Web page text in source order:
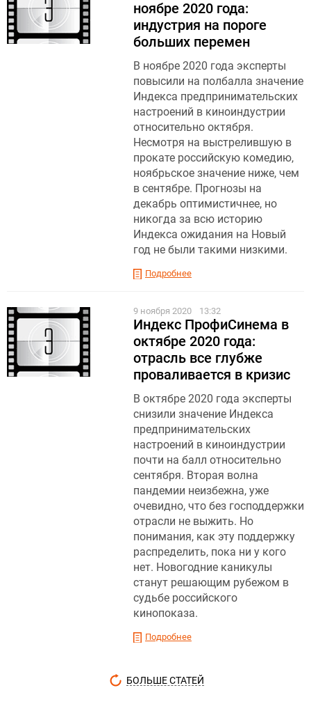
ноябре 2020 года:
индустрия на пороге
больших перемен
В ноябре 2020 года эксперты
повысили на полбалла значение
Индекса предпринимательских
настроений в киноиндустрии
относительно октября.
Несмотря на выстрелившую в
прокате российскую комедию,
ноябрьское значение ниже, чем
в сентябре. Прогнозы на
декабрь оптимистичнее, но
никогда за всю историю
Индекса ожидания на Новый
год не были такими низкими.
Подробнее
9 ноября 2020 13:32
Индекс ПрофиСинема в
октябре 2020 года:
отрасль все глубже
проваливается в кризис
В октябре 2020 года эксперты
снизили значение Индекса
предпринимательских
настроений в киноиндустрии
почти на балл относительно
сентября. Вторая волна
пандемии неизбежна, уже
очевидно, что без господдержки
отрасли не выжить. Но
понимания, как эту поддержку
распределить, пока ни у кого
нет. Новогодние каникулы
станут решающим рубежом в
судьбе российского
кинопоказа.
Подробнее
БОЛЬШЕ СТАТЕЙ